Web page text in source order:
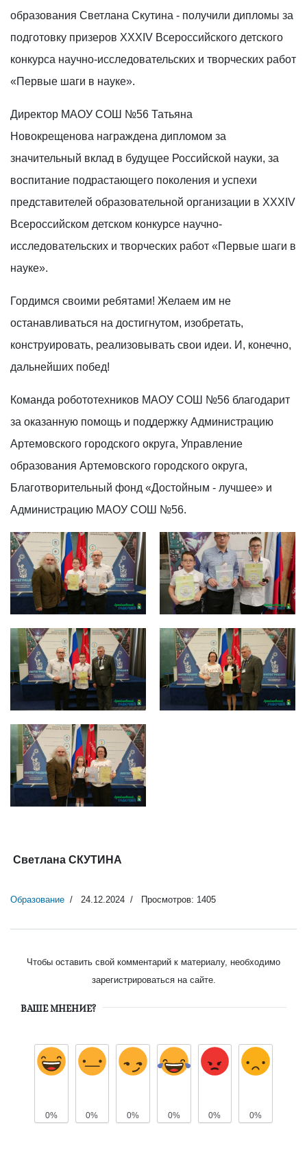
образования Светлана Скутина - получили дипломы за
подготовку призеров XXXIV Всероссийского детского
конкурса научно-исследовательских и творческих работ
«Первые шаги в науке».
Директор МАОУ СОШ №56 Татьяна
Новокрещенова награждена дипломом за
значительный вклад в будущее Российской науки, за
воспитание подрастающего поколения и успехи
представителей образовательной организации в XXXIV
Всероссийском детском конкурсе научно-
исследовательских и творческих работ «Первые шаги в
науке».
Гордимся своими ребятами! Желаем им не
останавливаться на достигнутом, изобретать,
конструировать, реализовывать свои идеи. И, конечно,
дальнейших побед!
Команда робототехников МАОУ СОШ №56 благодарит
за оказанную помощь и поддержку Администрацию
Артемовского городского округа, Управление
образования Артемовского городского округа,
Благотворительный фонд «Достойным - лучшее» и
Администрацию МАОУ СОШ №56.
566 562
565
Светлана СКУТИНА
Образование 24.12.2024 Просмотров: 1405
Чтобы оставить свой комментарий к материалу, необходимо
зарегистрироваться на сайте.
ВАШЕ МНЕНИЕ?
0% 0% 0% 0% 0% 0%